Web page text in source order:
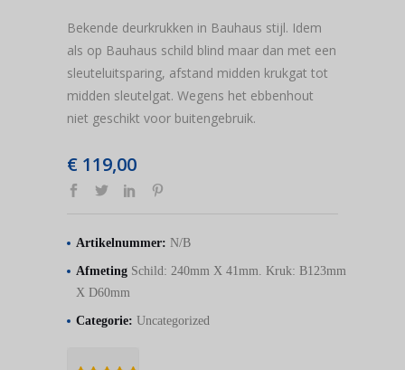
Bekende deurkrukken in Bauhaus stijl. Idem
als op Bauhaus schild blind maar dan met een
sleuteluitsparing, afstand midden krukgat tot
midden sleutelgat. Wegens het ebbenhout
niet geschikt voor buitengebruik.
€ 119,00
Artikelnummer: N/B
Afmeting Schild: 240mm X 41mm. Kruk: B123mm
X D60mm
Categorie: Uncategorized